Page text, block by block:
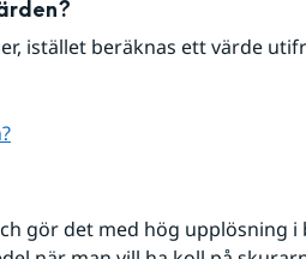
istället beräknas ett värde
gör det med hög upplösning i